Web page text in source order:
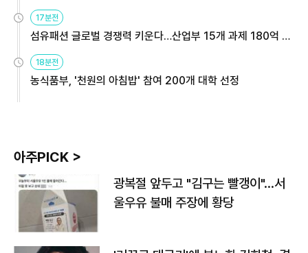
17분전
섬유패션 글로벌 경쟁력 키운다…산업부 15개 과제 180억 지
18분전
농식품부, '천원의 아침밥' 참여 200개 대학 선정
아주PICK >
광복절 앞두고 "김구는 빨갱이"…서
울우유 불매 주장에 황당